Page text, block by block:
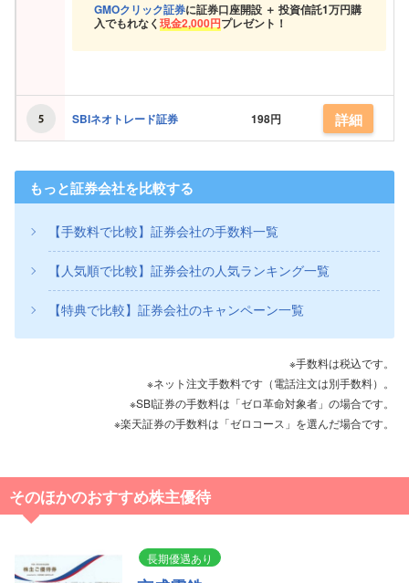
GMOクリック証券に証券口座開設 ＋ 投資信託1万円購
入でもれなく現金2,000円プレゼント！
SBIネオトレード証券 198円 詳細
もっと証券会社を比較する
【手数料で比較】証券会社の手数料一覧
【人気順で比較】証券会社の人気ランキング一覧
【特典で比較】証券会社のキャンペーン一覧
※手数料は税込です。
※ネット注文手数料です（電話注文は別手数料）。
※SBI証券の手数料は「ゼロ革命対象者」の場合です。
※楽天証券の手数料は「ゼロコース」を選んだ場合です。
そのほかのおすすめ株主優待
長期優遇あり